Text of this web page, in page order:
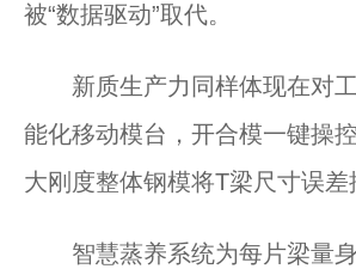
被“数据驱动”取代。
新质生产力同样体现在对工
能化移动模台，开合模一键操
大刚度整体钢模将T梁尺寸误差
智慧蒸养系统为每片梁量身